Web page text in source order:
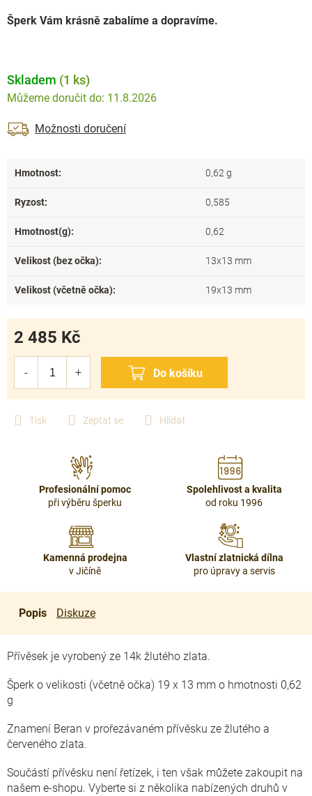
Šperk Vám krásně zabalíme a dopravíme.
Tisk Zeptat se Hlídat
Skladem (1 ks)
11.8.2026
Možnosti doručení
2 485 Kč
Hmotnost: 0,62 g
Ryzost: 0,585
Hmotnost(g): 0,62
Velikost (bez očka): 13x13 mm
Velikost (včetně očka): 19x13 mm
Profesionální pomoc
při výběru šperku
Spolehlivost a kvalita
od roku 1996
Kamenná prodejna
v Jičíně
Vlastní zlatnická dílna
pro úpravy a servis
Popis Diskuze
Přívěsek je vyrobený ze 14k žlutého zlata.
Šperk o velikosti (včetně očka) 19 x 13 mm o hmotnosti 0,62
g
Znamení Beran v prořezávaném přívěsku ze žlutého a
červeného zlata.
Součástí přívěsku není řetízek, i ten však můžete zakoupit na
našem e-shopu. Vyberte si z několika nabízených druhů v